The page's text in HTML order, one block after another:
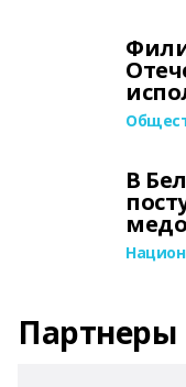
В
Партнеры